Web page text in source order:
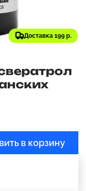
Доставка 199 р.
в корзину